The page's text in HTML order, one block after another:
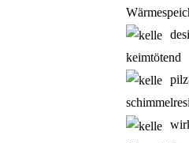
keimtötend